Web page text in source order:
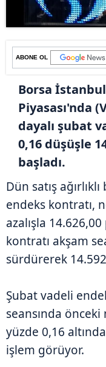
ABONE OL
Borsa
Piyasası'nda
dayalı şubat
0,16 düşüşle
başladı.
Dün satış
endeks kontratı,
azalışla
kontratı akşam
sürdürerek
Şubat vadeli
seansında önceki
yüzde 0,16
işlem görüyor.